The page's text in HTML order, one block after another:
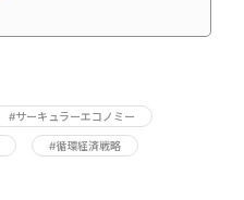
#サーキュラーエコノミー
#循環経済戦略